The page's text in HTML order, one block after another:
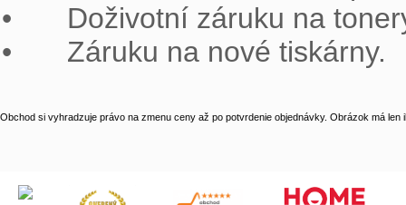
•	Doživotní záruku na tonery OWA ARMOR.
•	Záruku na nové tiskárny.
Obchod si vyhradzuje právo na zmenu ceny až po potvrdenie objednávky. Obrázok má len